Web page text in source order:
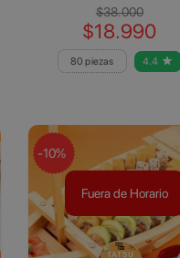
$38.000
$18.990
80 piezas 4.4
Fuera de Horario
-10%